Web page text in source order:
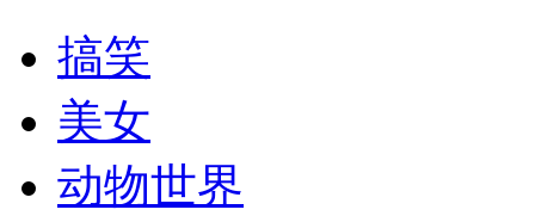
外交部：有关国家言论片面不公正
搞笑
美女
动物世界